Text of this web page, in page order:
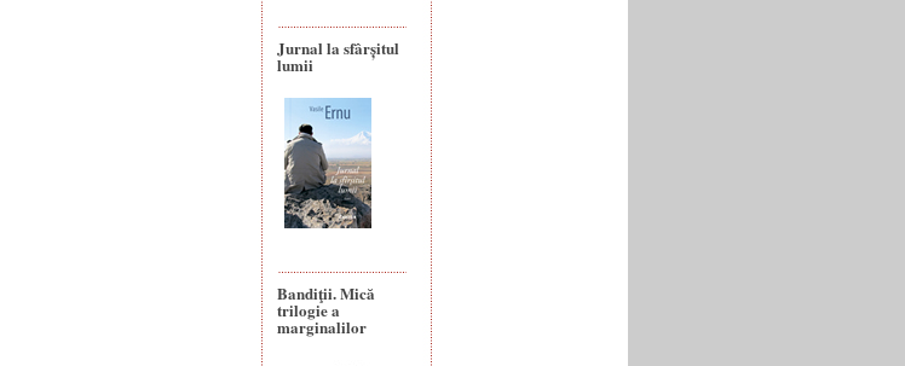
Jurnal la sfârșitul
lumii
Bandiţii. Mică
trilogie a
marginalilor